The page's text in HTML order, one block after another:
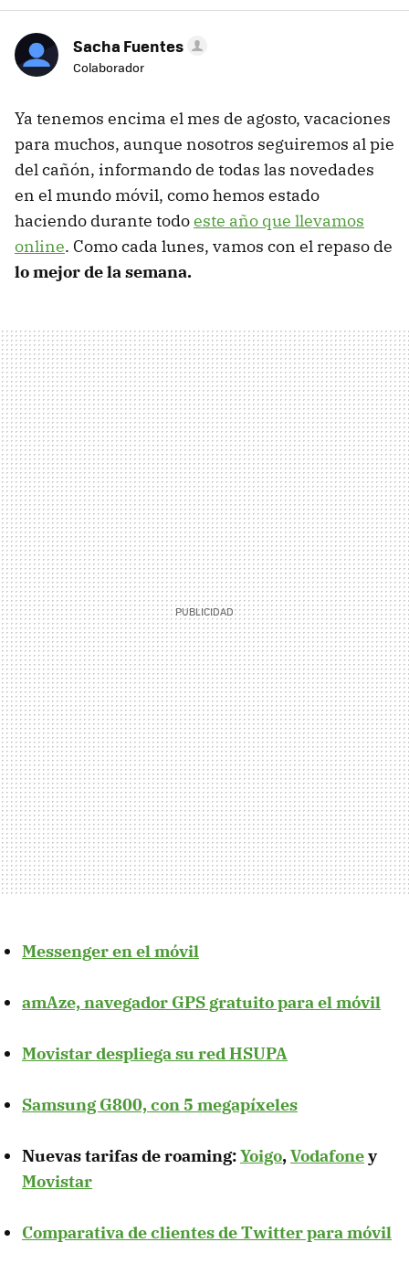
Sacha Fuentes
Colaborador
Ya tenemos encima el mes de agosto, vacaciones
para muchos, aunque nosotros seguiremos al pie
del cañón, informando de todas las novedades
en el mundo móvil, como hemos estado
haciendo durante todoeste año que llevamos
online. Como cada lunes, vamos con el repaso de
lo mejor de la semana.
Messenger en el móvil
amAze, navegador GPS gratuito para el móvil
Movistar despliega su red HSUPA
Samsung G800, con 5 megapíxeles
Nuevas tarifas de roaming:Yoigo,Vodafoney
Movistar
Comparativa de clientes de Twitter para móvil